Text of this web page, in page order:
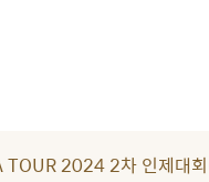
TOUR 2024 2차 인제대